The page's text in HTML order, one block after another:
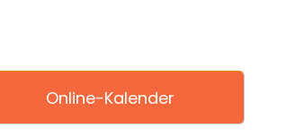
Online-Kalender